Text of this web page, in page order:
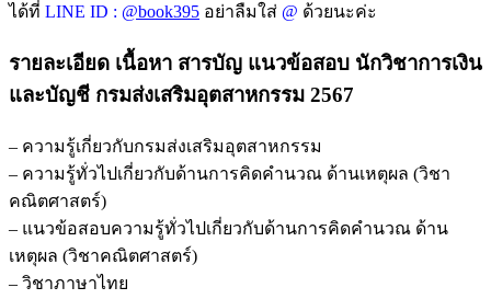
ได้ที่ LINE ID : @book395 อย่าลืมใส่ @ ด้วยนะค่ะ
รายละเอียด เนื้อหา สารบัญ แนวข้อสอบ นักวิชาการเงิน
และบัญชี กรมส่งเสริมอุตสาหกรรม 2567
– ความรู้เกี่ยวกับกรมส่งเสริมอุตสาหกรรม
– ความรู้ทั่วไปเกี่ยวกับด้านการคิดคำนวณ ด้านเหตุผล (วิชา
คณิตศาสตร์)
– แนวข้อสอบความรู้ทั่วไปเกี่ยวกับด้านการคิดคำนวณ ด้าน
เหตุผล (วิชาคณิตศาสตร์)
– วิชาภาษาไทย